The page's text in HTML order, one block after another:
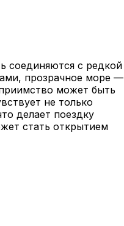
соединяются с редкой
прозрачное море —
может быть
не только
делает поездку
стать открытием